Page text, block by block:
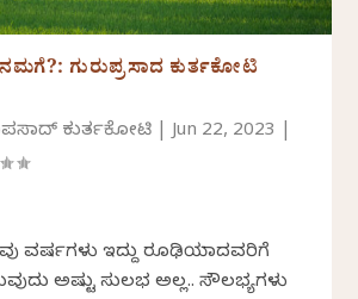
ಗುರುಪ್ರಸಾದ ಕುರ್ತಕೋಟಿ
ಕುರ್ತಕೋಟಿ |Jun 22, 2023
ವರ್ಷಗಳು ಇದ್ದು ರೂಢಿಯಾದವರಿಗೆ
ಅಷ್ಟು ಸುಲಭ ಅಲ್ಲ.. ಸೌಲಭ್ಯಗಳು